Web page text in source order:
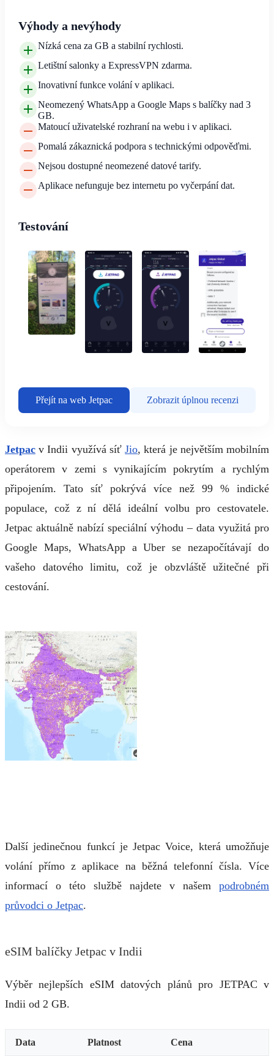
Výhody a nevýhody
Nízká cena za GB a stabilní rychlosti.
Letištní salonky a ExpressVPN zdarma.
Inovativní funkce volání v aplikaci.
Neomezený WhatsApp a Google Maps s balíčky nad 3
GB.
Matoucí uživatelské rozhraní na webu i v aplikaci.
Pomalá zákaznická podpora s technickými odpověďmi.
Nejsou dostupné neomezené datové tarify.
Aplikace nefunguje bez internetu po vyčerpání dat.
Testování
Přejít na web Jetpac Zobrazit úplnou recenzi
Jetpac v Indii využívá síťJio, která je největším mobilním
operátorem v zemi s vynikajícím pokrytím a rychlým
připojením. Tato síť pokrývá více než 99 % indické
populace, což z ní dělá ideální volbu pro cestovatele.
Jetpac aktuálně nabízí speciální výhodu – data využitá pro
Google Maps, WhatsApp a Uber se nezapočítávají do
vašeho datového limitu, což je obzvláště užitečné při
cestování.
Další jedinečnou funkcí je Jetpac Voice, která umožňuje
volání přímo z aplikace na běžná telefonní čísla. Více
informací o této službě najdete v našem podrobném
průvodci o Jetpac.
eSIM balíčky Jetpac v Indii
Výběr nejlepších eSIM datových plánů pro JETPAC v
Indii od 2 GB.
Data Platnost Cena